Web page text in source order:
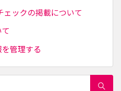
ックの掲載について
管理する